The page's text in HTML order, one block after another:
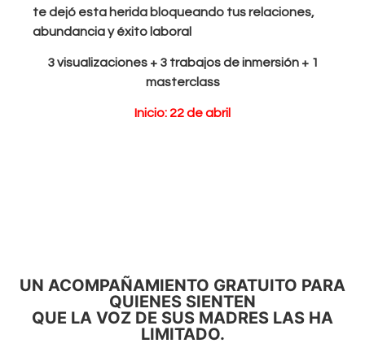
te dejó esta herida bloqueando tus relaciones,
abundancia y éxito laboral
3 visualizaciones + 3 trabajos de inmersión + 1
masterclass
Inicio: 22 de abril
UN ACOMPAÑAMIENTO GRATUITO PARA
QUIENES SIENTEN
QUE LA VOZ DE SUS MADRES LAS HA
LIMITADO.